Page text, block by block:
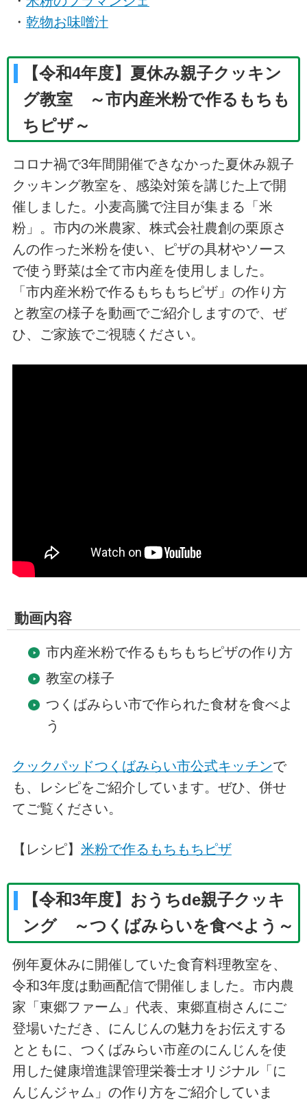
・ 乾物お味噌汁
【令和4年度】夏休み親子クッキン
グ教室 ～市内産米粉で作るもちも
ちピザ～
コロナ禍で3年間開催できなかった夏休み親子
クッキング教室を、感染対策を講じた上で開
催しました。小麦高騰で注目が集まる「米
粉」。市内の米農家、株式会社農創の栗原さ
んの作った米粉を使い、ピザの具材やソース
で使う野菜は全て市内産を使用しました。
「市内産米粉で作るもちもちピザ」の作り方
と教室の様子を動画でご紹介しますので、ぜ
ひ、ご家族でご視聴ください。
動画内容
市内産米粉で作るもちもちピザの作り方
教室の様子
つくばみらい市で作られた食材を食べよ
う
クックパッドつくばみらい市公式キッチンで
も、レシピをご紹介しています。ぜひ、併せ
てご覧ください。
【レシピ】 米粉で作るもちもちピザ
【令和3年度】おうちde親子クッキ
ング ～つくばみらいを食べよう～
例年夏休みに開催していた食育料理教室を、
令和3年度は動画配信で開催しました。市内農
家「東郷ファーム」代表、東郷直樹さんにご
登場いただき、にんじんの魅力をお伝えする
とともに、つくばみらい市産のにんじんを使
用した健康増進課管理栄養士オリジナル「に
んじんジャム」の作り方をご紹介していま